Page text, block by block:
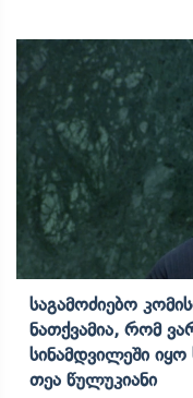
Საგამოძიებო
Ნათქვამია, Რომ
Სინამდვილეში
Თეა Წულუკიანი